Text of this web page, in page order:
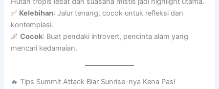
✅ Kelebihan: Jalur tenang, cocok untuk refleksi dan
kontemplasi.
🌌Cocok: Buat pendaki introvert, pencinta alam yang
mencari kedamaian.
🔥 Tips Summit Attack Biar Sunrise-nya Kena Pas!